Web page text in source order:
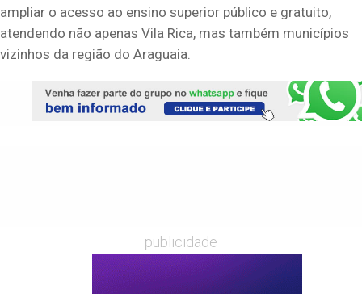
ampliar o acesso ao ensino superior público e gratuito,
atendendo não apenas Vila Rica, mas também municípios
vizinhos da região do Araguaia.
publicidade